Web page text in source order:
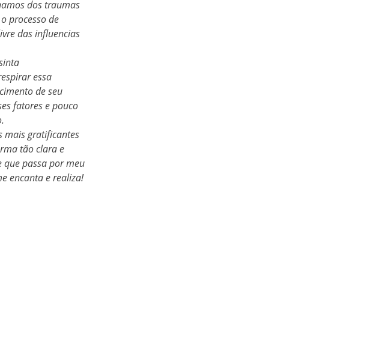
dos traumas
processo de
das influencias
essa
de seu
fatores e pouco
mais gratificantes
tão clara e
que passa por meu
encanta e realiza!